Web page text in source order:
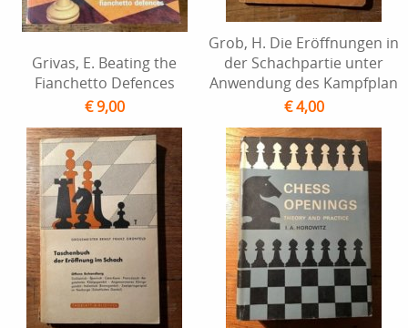
Grivas, E. Beating the
Fianchetto Defences
€ 9,00
Grob, H. Die Eröffnungen in
der Schachpartie unter
Anwendung des Kampfplan
€ 4,00